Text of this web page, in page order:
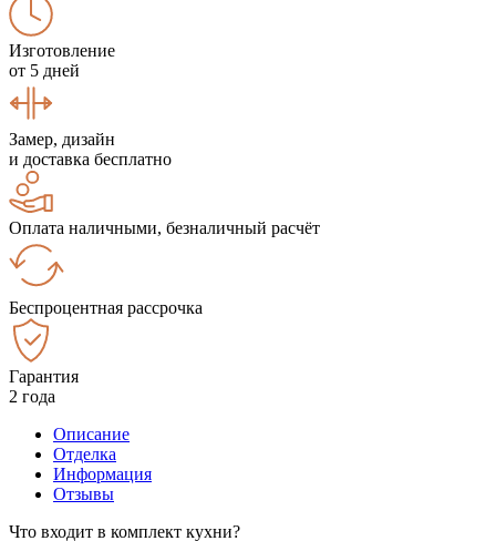
Изготовление
от 5 дней
Замер, дизайн
и доставка бесплатно
Оплата наличными, безналичный расчёт
Беспроцентная рассрочка
Гарантия
2 года
Описание
Отделка
Информация
Отзывы
Что входит в комплект кухни?